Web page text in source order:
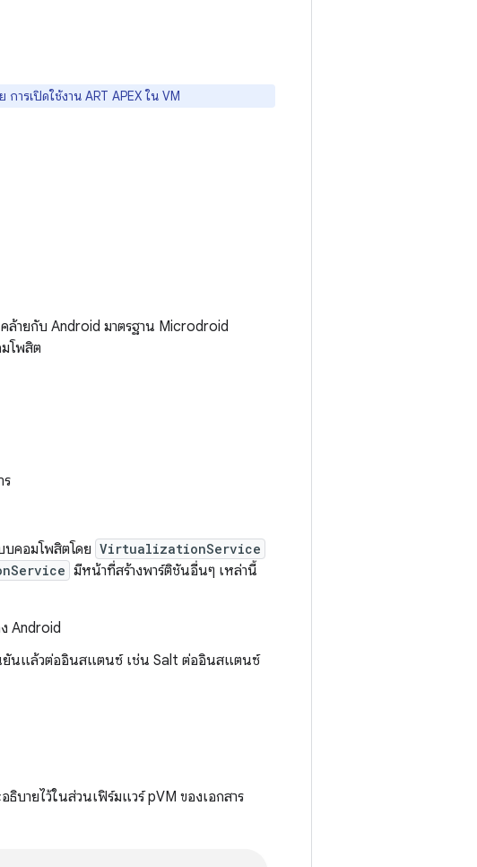
การเปิดใช้งาน ART APEX ใน VM
ล้ายกับ Android มาตรฐาน Microdroid
โพสิต
ร
คอมโพสิตโดย VirtualizationService
มีหน้าที่สร้างพาร์ติชันอื่นๆ เหล่านี้
Android
นยันแล้วต่ออินสแตนซ์ เช่น Salt ต่ออินสแตนซ์
บายไว้ในส่วนเฟิร์มแวร์ pVM ของเอกสาร